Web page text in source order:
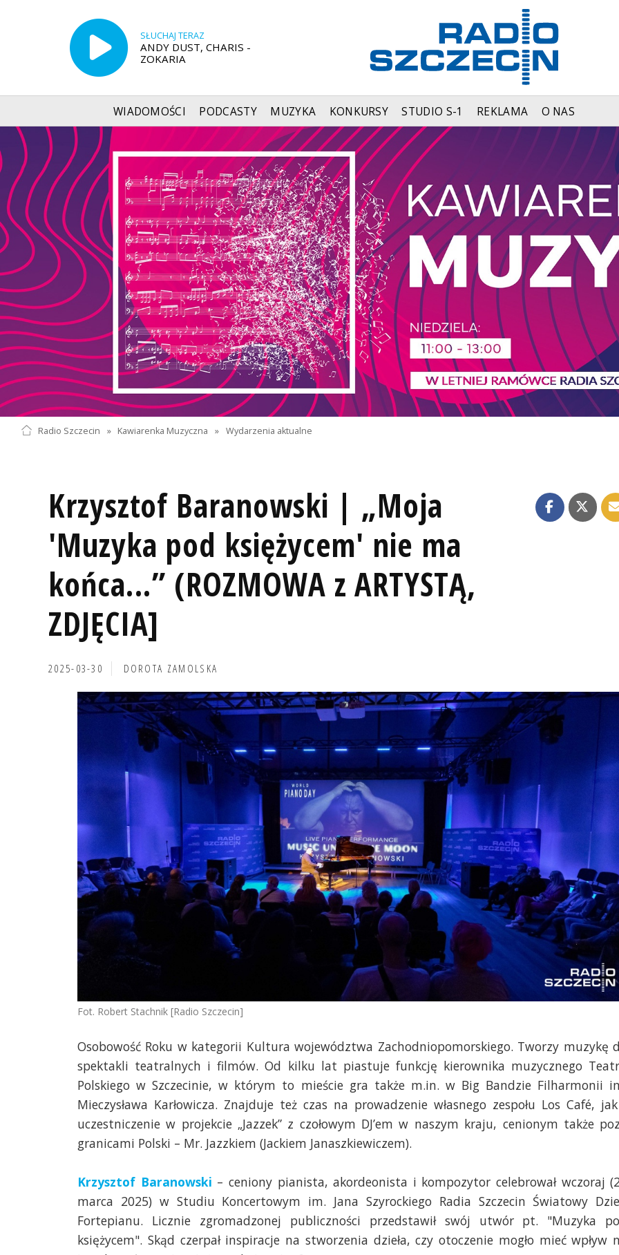
SŁUCHAJ TERAZ
ANDY DUST, CHARIS -
ZOKARIA
WIADOMOŚCI PODCASTY MUZYKA KONKURSY STUDIO S-1 REKLAMA O NAS
Radio Szczecin » Kawiarenka Muzyczna » Wydarzenia aktualne
Krzysztof Baranowski | „Moja
'Muzyka pod księżycem' nie ma
końca...” (ROZMOWA z ARTYSTĄ,
ZDJĘCIA]
2025-03-30 DOROTA ZAMOLSKA
Fot. Robert Stachnik [Radio Szczecin]
Osobowość Roku w kategorii Kultura województwa Zachodniopomorskiego. Tworzy muzykę
spektakli teatralnych i filmów. Od kilku lat piastuje funkcję kierownika muzycznego
Polskiego w Szczecinie, w którym to mieście gra także m.in. w Big Bandzie Filharmonii
Mieczysława Karłowicza. Znajduje też czas na prowadzenie własnego zespołu Los Café,
uczestniczenie w projekcie „Jazzek” z czołowym DJ’em w naszym kraju, cenionym także
granicami Polski – Mr. Jazzkiem (Jackiem Janaszkiewiczem).
Krzysztof Baranowski – ceniony pianista, akordeonista i kompozytor celebrował wczoraj
marca 2025) w Studiu Koncertowym im. Jana Szyrockiego Radia Szczecin Światowy
Fortepianu. Licznie zgromadzonej publiczności przedstawił swój utwór pt. "Muzyka
księżycem". Skąd czerpał inspiracje na stworzenia dzieła, czy otoczenie mogło mieć wpływ